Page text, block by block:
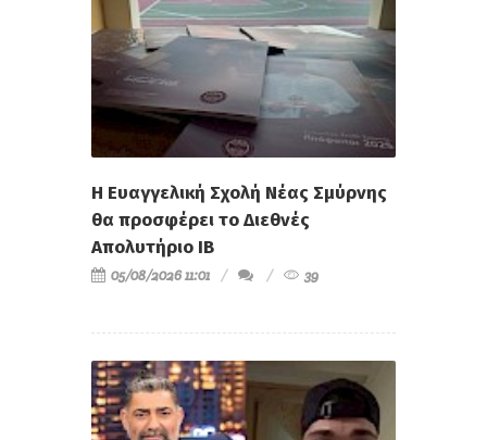
Η Ευαγγελική Σχολή Νέας Σμύρνης
θα προσφέρει το Διεθνές
Απολυτήριο IB
05/08/2026 11:01 39